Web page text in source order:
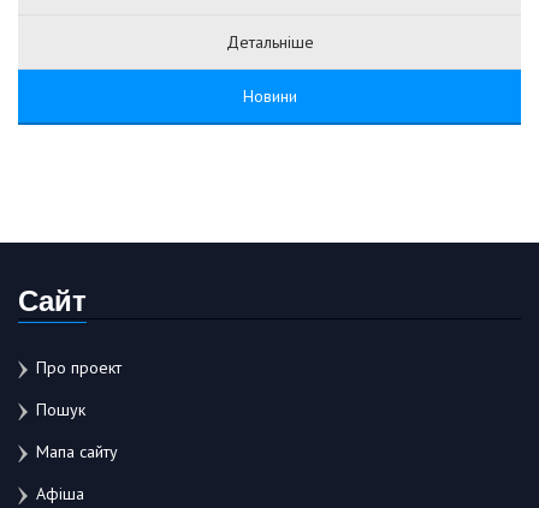
Детальніше
Новини
Сайт
Про проект
Пошук
Мапа сайту
Афіша